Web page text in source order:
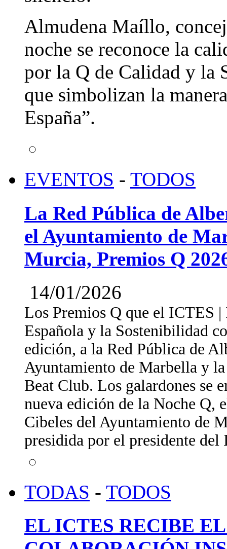
Almudena Maíllo,
noche se reconoce la
por la Q de Calidad y la
que simbolizan la
España”.
EVENTOS - TODOS
La Red Pública de
el Ayuntamiento de
Murcia, Premios Q
14/01/2026
Los Premios Q que el ICTES
Española y la Sostenibilidad
edición, a la Red Pública de
Ayuntamiento de Marbella y
Beat Club. Los galardones se
nueva edición de la Noche Q,
Cibeles del Ayuntamiento de
presidida por el presidente
TODAS - TODOS
EL ICTES RECIBE